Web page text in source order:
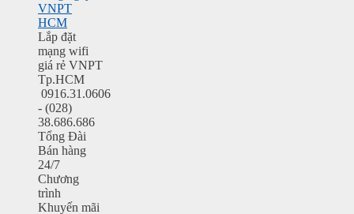
VNPT
HCM
Lắp đặt
mạng wifi
giá rẻ VNPT
Tp.HCM
0916.31.0606
- (028)
38.686.686
Tổng Đài
Bán hàng
24/7
Chương
trình
Khuyến mãi